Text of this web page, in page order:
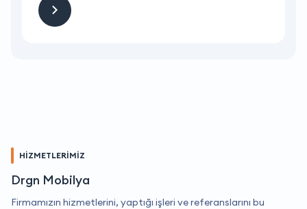
HİZMETLERİMİZ
Drgn Mobilya
Firmamızın hizmetlerini, yaptığı işleri ve referanslarını bu